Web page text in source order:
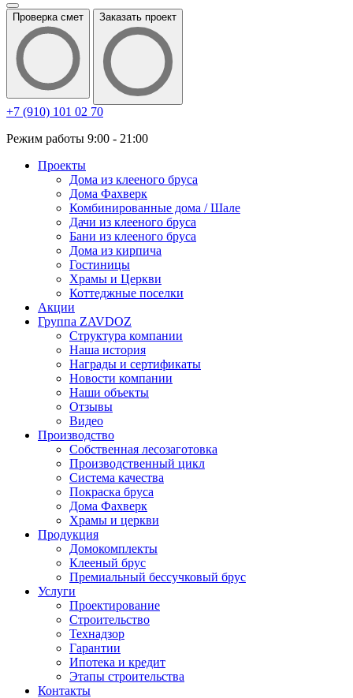
Проверка смет Заказать проект
+7 (910) 101 02 70
Режим работы 9:00 - 21:00
Проекты
Дома из клееного бруса
Дома Фахверк
Комбинированные дома / Шале
Дачи из клееного бруса
Бани из клееного бруса
Дома из кирпича
Гостиницы
Храмы и Церкви
Коттеджные поселки
Акции
Группа ZAVDOZ
Структура компании
Наша история
Награды и сертификаты
Новости компании
Наши объекты
Отзывы
Видео
Производство
Собственная лесозаготовка
Производственный цикл
Система качества
Покраска бруса
Дома Фахверк
Храмы и церкви
Продукция
Домокомплекты
Клееный брус
Премиальный бессучковый брус
Услуги
Проектирование
Строительство
Технадзор
Гарантии
Ипотека и кредит
Этапы строительства
Контакты